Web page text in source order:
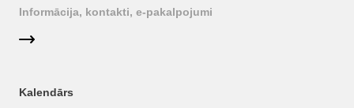
Informācija, kontakti, e-pakalpojumi
Kalendārs